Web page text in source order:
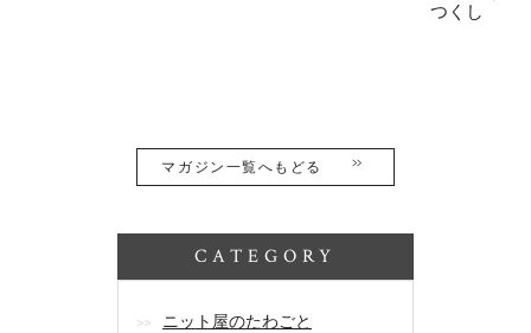
つくし
マガジン一覧へもどる
CATEGORY
ニット屋のたわごと